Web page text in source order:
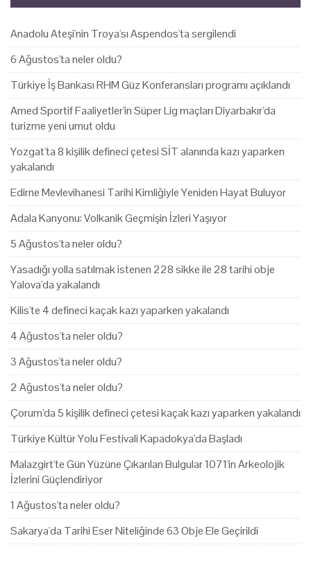
Anadolu Ateşi'nin Troya'sı Aspendos'ta sergilendi
6 Ağustos'ta neler oldu?
Türkiye İş Bankası RHM Güz Konferansları programı açıklandı
Amed Sportif Faaliyetler'in Süper Lig maçları Diyarbakır'da
turizme yeni umut oldu
Yozgat'ta 8 kişilik defineci çetesi SİT alanında kazı yaparken
yakalandı
Edirne Mevlevihanesi Tarihi Kimliğiyle Yeniden Hayat Buluyor
Adala Kanyonu: Volkanik Geçmişin İzleri Yaşıyor
5 Ağustos'ta neler oldu?
Yasadığı yolla satılmak istenen 228 sikke ile 28 tarihi obje
Yalova'da yakalandı
Kilis'te 4 defineci kaçak kazı yaparken yakalandı
4 Ağustos'ta neler oldu?
3 Ağustos'ta neler oldu?
2 Ağustos'ta neler oldu?
Çorum'da 5 kişilik defineci çetesi kaçak kazı yaparken yakalandı
Türkiye Kültür Yolu Festivali Kapadokya'da Başladı
Malazgirt'te Gün Yüzüne Çıkarılan Bulgular 1071'in Arkeolojik
İzlerini Güçlendiriyor
1 Ağustos'ta neler oldu?
Sakarya'da Tarihi Eser Niteliğinde 63 Obje Ele Geçirildi